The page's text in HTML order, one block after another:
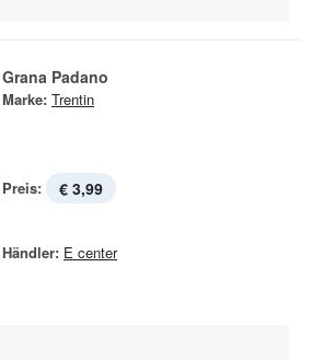
Grana Padano
Marke: Trentin
Preis: € 3,99
Händler: E center